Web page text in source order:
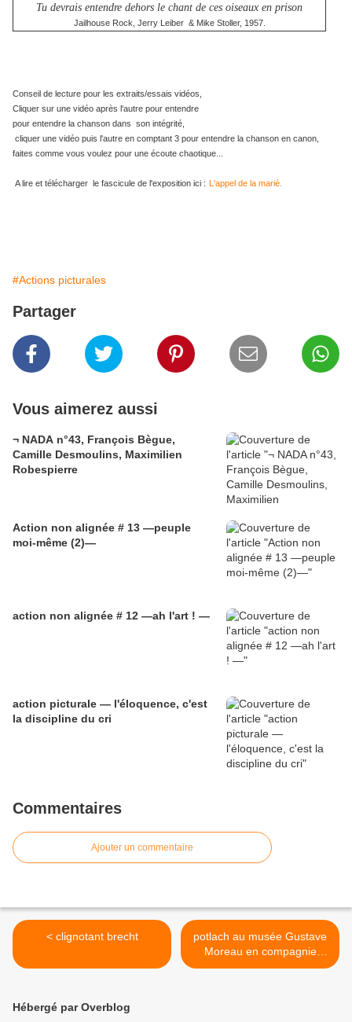
Tu devrais entendre dehors le chant de ces oiseaux en prison
Jailhouse Rock, Jerry Leiber & Mike Stoller, 1957.
Conseil de lecture pour les extraits/essais vidéos,
Cliquer sur une vidéo après l'autre pour entendre
pour entendre la chanson dans son intégrité,
cliquer une vidéo puis l'autre en comptant 3 pour entendre la chanson en canon,
faites comme vous voulez pour une écoute chaotique...
A lire et télécharger le fascicule de l'exposition ici : L'appel de la marié.
#Actions picturales
Partager
Vous aimerez aussi
¬ NADA n°43, François Bègue,
Camille Desmoulins, Maximilien
Robespierre
Action non alignée # 13 —peuple
moi-même (2)—
action non alignée # 12 —ah l'art ! —
action picturale — l'éloquence, c'est
la discipline du cri
Commentaires
Ajouter un commentaire
< clignotant brecht
potlach au musée Gustave
Moreau en compagnie
d'Elisabeth Lebovici >
Hébergé par Overblog